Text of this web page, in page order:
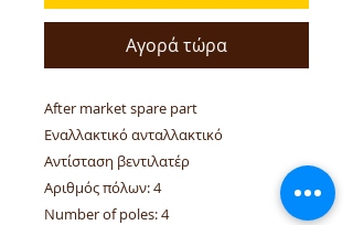
Αγορά τώρα
After market spare part
Εναλλακτικό ανταλλακτικό
Αντίσταση βεντιλατέρ
Αριθμός πόλων: 4
Number of poles: 4